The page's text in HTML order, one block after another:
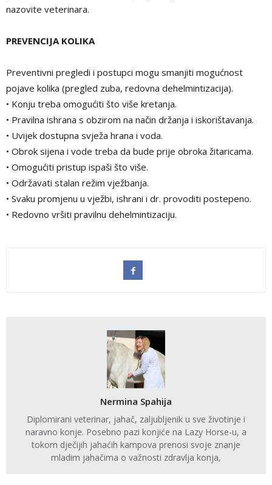
nazovite veterinara.
PREVENCIJA KOLIKA
Preventivni pregledi i postupci mogu smanjiti mogućnost
pojave kolika (pregled zuba, redovna dehelmintizacija).
• Konju treba omogućiti što više kretanja.
• Pravilna ishrana s obzirom na način držanja i iskorištavanja.
• Uvijek dostupna svježa hrana i voda.
• Obrok sijena i vode treba da bude prije obroka žitaricama.
• Omogućiti pristup ispaši što više.
• Održavati stalan režim vježbanja.
• Svaku promjenu u vježbi, ishrani i dr. provoditi postepeno.
• Redovno vršiti pravilnu dehelmintizaciju.
Nermina Spahija
Diplomirani veterinar, jahač, zaljubljenik u sve životinje i
naravno konje. Posebno pazi konjiće na Lazy Horse-u, a
tokom dječijih jahaćih kampova prenosi svoje znanje
mladim jahačima o važnosti zdravlja konja,